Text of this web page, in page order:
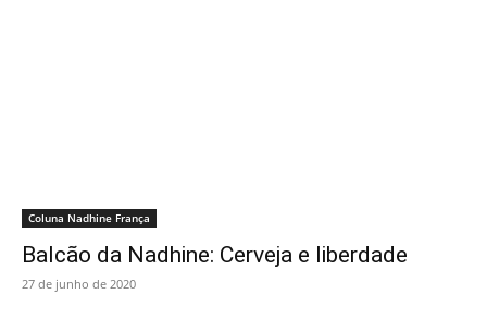
Coluna Nadhine França
Balcão da Nadhine: Cerveja e liberdade
27 de junho de 2020